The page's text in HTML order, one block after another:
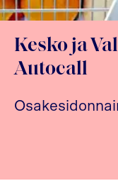
Kesko ja
Autocall